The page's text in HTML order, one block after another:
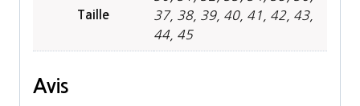
Taille
37, 38, 39, 40, 41, 42, 43,
44, 45
Avis